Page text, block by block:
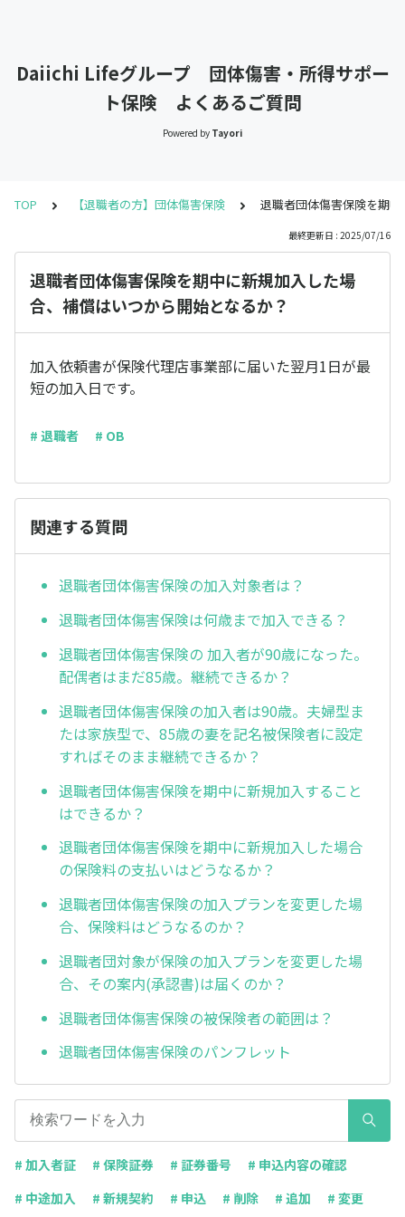
Daiichi Lifeグループ 団体傷害・所得サポー
ト保険 よくあるご質問
Powered by Tayori
TOP 【退職者の方】団体傷害保険 退職者団体傷害保険を期
最終更新日 : 2025/07/16
退職者団体傷害保険を期中に新規加入した場
合、補償はいつから開始となるか？
加入依頼書が保険代理店事業部に届いた翌月1日が最
短の加入日です。
# 退職者 # OB
関連する質問
退職者団体傷害保険の加入対象者は？
退職者団体傷害保険は何歳まで加入できる？
退職者団体傷害保険の 加入者が90歳になった。
配偶者はまだ85歳。継続できるか？
退職者団体傷害保険の加入者は90歳。夫婦型ま
たは家族型で、85歳の妻を記名被保険者に設定
すればそのまま継続できるか？
退職者団体傷害保険を期中に新規加入すること
はできるか？
退職者団体傷害保険を期中に新規加入した場合
の保険料の支払いはどうなるか？
退職者団体傷害保険の加入プランを変更した場
合、保険料はどうなるのか？
退職者団対象が保険の加入プランを変更した場
合、その案内(承認書)は届くのか？
退職者団体傷害保険の被保険者の範囲は？
退職者団体傷害保険のパンフレット
# 加入者証 # 保険証券 # 証券番号
# 申込内容の確認
# 中途加入
# 新規契約 # 申込 # 削除 # 追加 # 変更